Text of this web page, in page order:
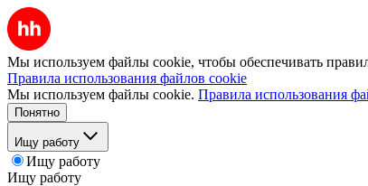
Мы используем файлы cookie, чтобы обеспечивать
Правила использования файлов cookie
Мы используем файлы cookie. Правила использования
Понятно
Ищу работу
Ищу работу
Ищу работу